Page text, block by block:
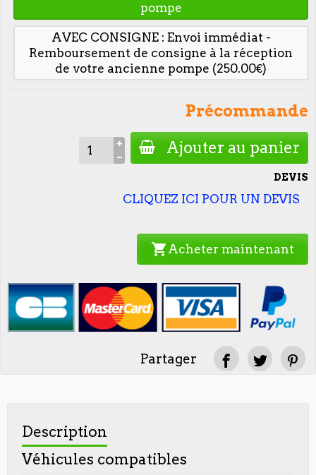
pompe
AVEC CONSIGNE : Envoi immédiat -
Remboursement de consigne à la réception
de votre ancienne pompe (250.00€)
Précommande
Ajouter au panier
DEVIS
CLIQUEZ ICI POUR UN DEVIS
shopping_cart Acheter maintenant
Partager
Description
Véhicules compatibles